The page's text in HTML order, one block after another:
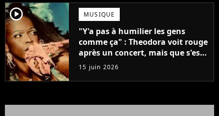
player2 MUSIQUE
"Y'a pas à humilier les gens
comme ça" : Theodora voit rouge
après un concert, mais que s'est-
il passé ?
15 juin 2026